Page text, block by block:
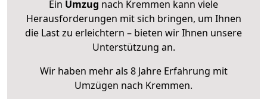
Ein Umzug nach Kremmen kann viele
Herausforderungen mit sich bringen, um Ihnen
die Last zu erleichtern – bieten wir Ihnen unsere
Unterstützung an.
Wir haben mehr als 8 Jahre Erfahrung mit
Umzügen nach Kremmen.